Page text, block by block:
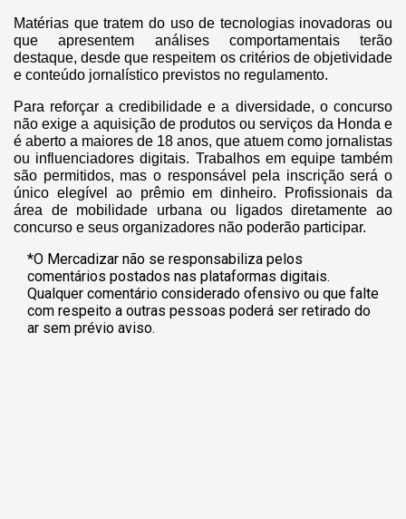
Matérias que tratem do uso de tecnologias inovadoras ou
que apresentem análises comportamentais terão
destaque, desde que respeitem os critérios de objetividade
e conteúdo jornalístico previstos no regulamento.
Para reforçar a credibilidade e a diversidade, o concurso
não exige a aquisição de produtos ou serviços da Honda e
é aberto a maiores de 18 anos, que atuem como jornalistas
ou influenciadores digitais. Trabalhos em equipe também
são permitidos, mas o responsável pela inscrição será o
único elegível ao prêmio em dinheiro. Profissionais da
área de mobilidade urbana ou ligados diretamente ao
concurso e seus organizadores não poderão participar.
*O Mercadizar não se responsabiliza pelos
comentários postados nas plataformas digitais.
Qualquer comentário considerado ofensivo ou que falte
com respeito a outras pessoas poderá ser retirado do
ar sem prévio aviso.